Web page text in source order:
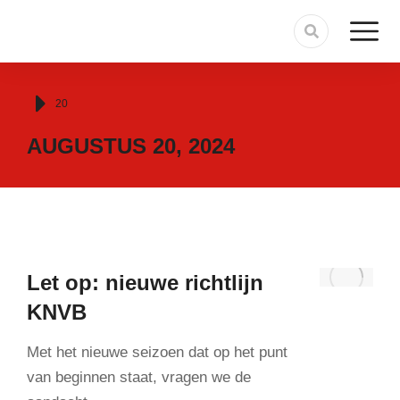
Je bent hier:
20
AUGUSTUS 20, 2024
Let op: nieuwe richtlijn
KNVB
Met het nieuwe seizoen dat op het punt
van beginnen staat, vragen we de